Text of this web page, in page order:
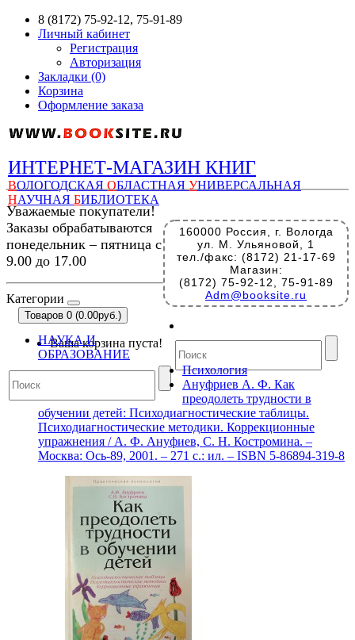
8 (8172) 75-92-12, 75-91-89
Личный кабинет
Регистрация
Авторизация
Закладки (0)
Корзина
Оформление заказа
ИНТЕРНЕТ-МАГАЗИН КНИГ
ВОЛОГОДСКАЯ ОБЛАСТНАЯ УНИВЕРСАЛЬНАЯ
НАУЧНАЯ БИБЛИОТЕКА
160000 Россия, г. Вологда
ул. М. Ульяновой, 1
тел./факс: (8172) 21-17-69
Магазин:
(8172) 75-92-12, 75-91-89
Adm@booksite.ru
Уважаемые покупатели!
Заказы обрабатываются
понедельник – пятница с
9.00 до 17.00
Категории
Товаров 0 (0.00руб.)
Ваша корзина пуста!
НАУКА И
ОБРАЗОВАНИЕ
Психология
Ануфриев А. Ф. Как
преодолеть трудности в
обучении детей: Психодиагностические таблицы.
Психодиагностические методики. Коррекционные
упражнения / А. Ф. Ануфиев, С. Н. Костромина. –
Москва: Ось-89, 2001. – 271 с.: ил. – ISBN 5-86894-319-8